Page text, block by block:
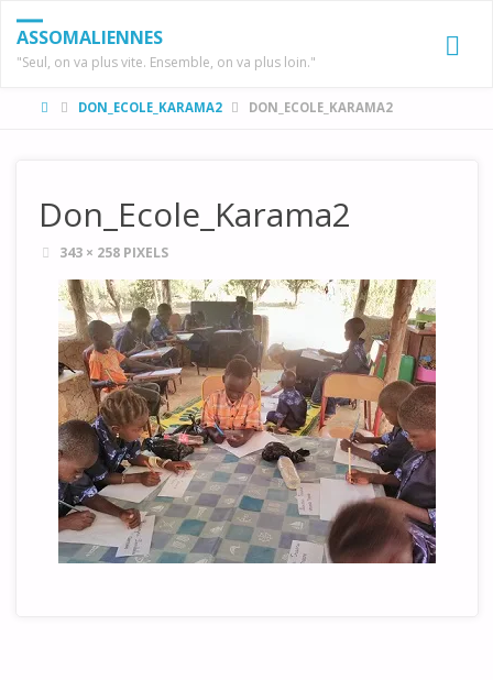
ASSOMALIENNES
"Seul, on va plus vite. Ensemble, on va plus loin."
HOMEDON_ECOLE_KARAMA2 DON_ECOLE_KARAMA2
Don_Ecole_Karama2
FULL343 × 258 PIXELS